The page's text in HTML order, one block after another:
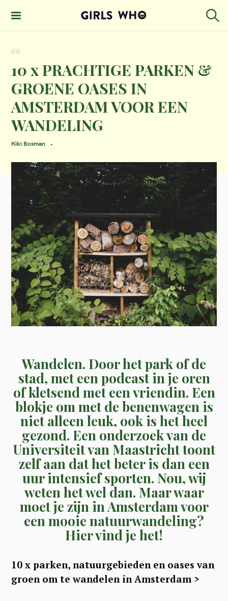
GIRLS WHO
DO
10 x PRACHTIGE PARKEN &
GROENE OASES IN
AMSTERDAM VOOR EEN
WANDELING
Kiki Bosman
Wandelen. Door het park of de
stad, met een podcast in je oren
of kletsend met een vriendin. Een
blokje om met de benenwagen is
niet alleen leuk, ook is het heel
gezond. Een onderzoek van de
Universiteit van Maastricht toont
zelf aan dat het beter is dan een
uur intensief sporten. Nou, wij
weten het wel dan. Maar waar
moet je zijn in Amsterdam voor
een mooie natuurwandeling?
Hier vind je het!
10 x parken, natuurgebieden en oases van
groen om te wandelen in Amsterdam >